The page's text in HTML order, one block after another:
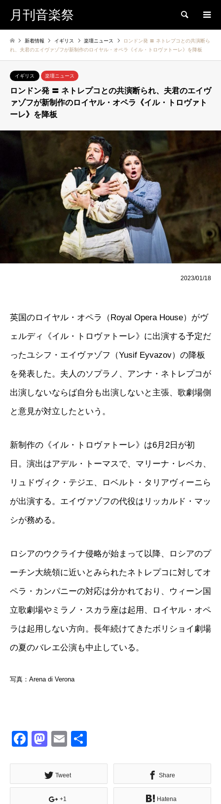
月刊音楽祭 検索
新着情報 イギリス 楽壇ニュース
ロンドン発 〓 ネトレプコとの共演断ら
れ、夫君のエイヴァゾフが新制作のロイヤル・オペラ《イル・トロヴァトーレ》を降板
イギリス 楽壇ニュース
ロンドン発 〓 ネトレプコとの共演断られ、夫君のエイヴ
ァゾフが新制作のロイヤル・オペラ《イル・トロヴァト
ーレ》を降板
2023/01/18
英国のロイヤル・オペラ（Royal Opera House）がヴ
ェルディ《イル・トロヴァトーレ》に出演する予定だ
ったユシフ・エイヴァゾフ（Yusif Eyvazov）の降板
を発表した。夫人のソプラノ、アンナ・ネトレプコが
出演しないならば自分も出演しないと主張、歌劇場側
と意見が対立したという。
新制作の《イル・トロヴァトーレ》は6月2日が初
日。演出はアデル・トーマスで、マリーナ・レベカ、
リュドヴィク・テジエ、ロベルト・タリアヴィーニら
が出演する。エイヴァゾフの代役はリッカルド・マッ
シが務める。
ロシアのウクライナ侵略が始まって以降、ロシアのプ
ーチン大統領に近いとみられたネトレプコに対してオ
ペラ・カンパニーの対応は分かれており、ウィーン国
立歌劇場やミラノ・スカラ座は起用、ロイヤル・オペ
ラは起用しない方向。長年続けてきたボリショイ劇場
の夏のバレエ公演も中止している。
写真：Arena di Verona
Facebook
Mastodon
Email
Tweet Share
+1 Hatena